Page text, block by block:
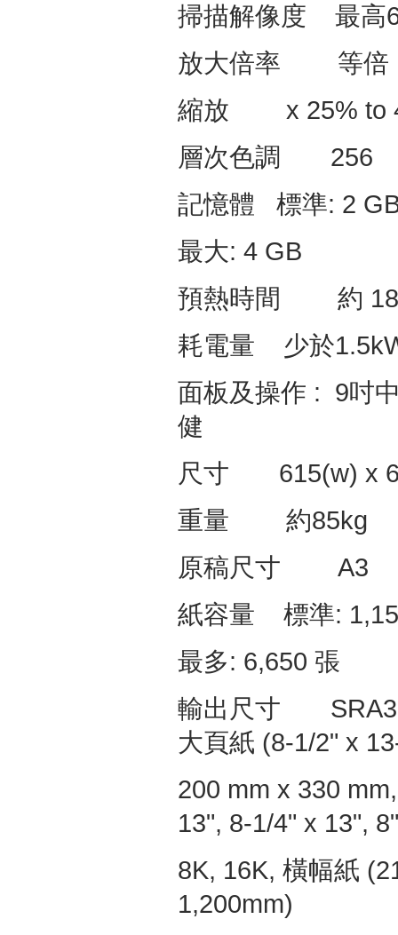
掃描解像度
最高
放大倍率
等倍
縮放 x 25% to
層次色調 256
記憶體
標準: 2
最大: 4 GB
預熱時間
約 18
耗電量
少於
面板及操作 : 9吋
健
尺寸 615(w) x
重量
約85kg
原稿尺寸 A3
紙容量
標準:
最多: 6,650 張
輸出尺寸 SRA3 -
大頁紙 (8-1/2" x
200 mm x 330
13", 8-1/4" x 13",
8K, 16K, 橫幅紙
1,200mm)